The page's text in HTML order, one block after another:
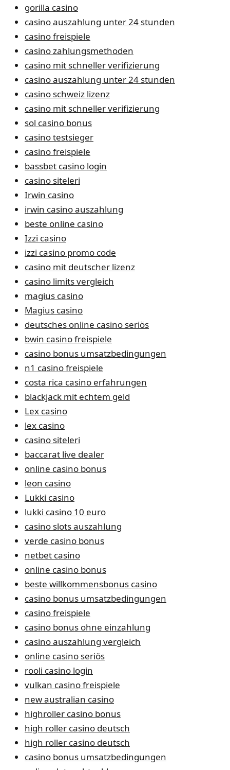
gorilla casino
casino auszahlung unter 24 stunden
casino freispiele
casino zahlungsmethoden
casino mit schneller verifizierung
casino auszahlung unter 24 stunden
casino schweiz lizenz
casino mit schneller verifizierung
sol casino bonus
casino testsieger
casino freispiele
bassbet casino login
casino siteleri
Irwin casino
irwin casino auszahlung
beste online casino
Izzi casino
izzi casino promo code
casino mit deutscher lizenz
casino limits vergleich
magius casino
Magius casino
deutsches online casino seriös
bwin casino freispiele
casino bonus umsatzbedingungen
n1 casino freispiele
costa rica casino erfahrungen
blackjack mit echtem geld
Lex casino
lex casino
casino siteleri
baccarat live dealer
online casino bonus
leon casino
Lukki casino
lukki casino 10 euro
casino slots auszahlung
verde casino bonus
netbet casino
online casino bonus
beste willkommensbonus casino
casino bonus umsatzbedingungen
casino freispiele
casino bonus ohne einzahlung
casino auszahlung vergleich
online casino seriös
rooli casino login
vulkan casino freispiele
new australian casino
highroller casino bonus
high roller casino deutsch
high roller casino deutsch
casino bonus umsatzbedingungen